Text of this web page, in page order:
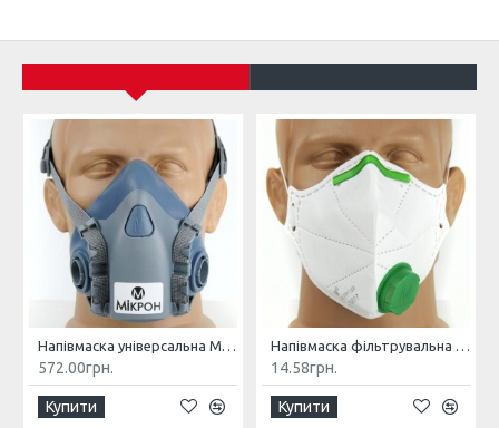
Напівмаска універсальна МІКРОН НМ
572.00грн.
Купити
Напівмаска фільтрувальна МІКРОН (К) FFP1 NR з клапаном
14.58грн.
Купити